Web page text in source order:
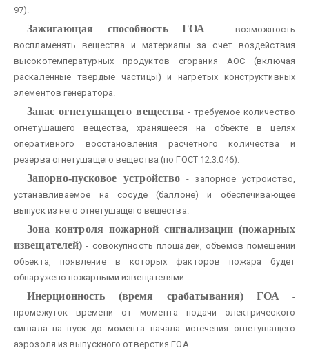
97).
Зажигающая способность ГОА
- возможность
воспламенять вещества и материалы за счет воздействия
высокотемпературных продуктов сгорания АОС (включая
раскаленные твердые частицы) и нагретых конструктивных
элементов генератора.
Запас огнетушащего вещества - требуемое количество
огнетушащего вещества, хранящееся на объекте в целях
оперативного восстановления расчетного количества и
резерва огнетушащего вещества (по ГОСТ 12.3.046).
Запорно-пусковое устройство - запорное устройство,
устанавливаемое на сосуде (баллоне) и обеспечивающее
выпуск из него огнетушащего вещества.
Зона контроля пожарной сигнализации (пожарных
извещателей) - совокупность площадей, объемов помещений
объекта, появление в которых факторов пожара будет
обнаружено пожарными извещателями.
Инерционность (время срабатывания) ГОА
-
промежуток времени от момента подачи электрического
сигнала на пуск до момента начала истечения огнетушащего
аэрозоля из выпускного отверстия ГОА.